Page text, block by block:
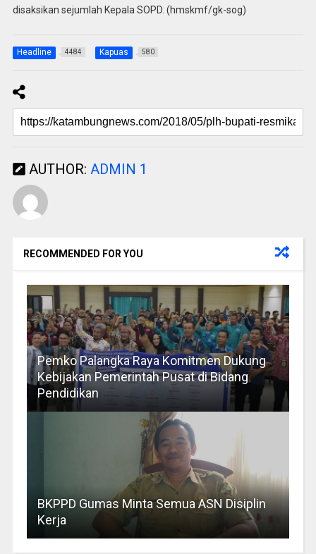
disaksikan sejumlah Kepala SOPD. (hmskmf/gk-sog)
Headline 4484 Kapuas 580
AUTHOR: ADMIN 1
RECOMMENDED FOR YOU
Pemko Palangka Raya Komitmen Dukung
Kebijakan Pemerintah Pusat di Bidang
Pendidikan
BKPPD Gumas Minta Semua ASN Disiplin
Kerja